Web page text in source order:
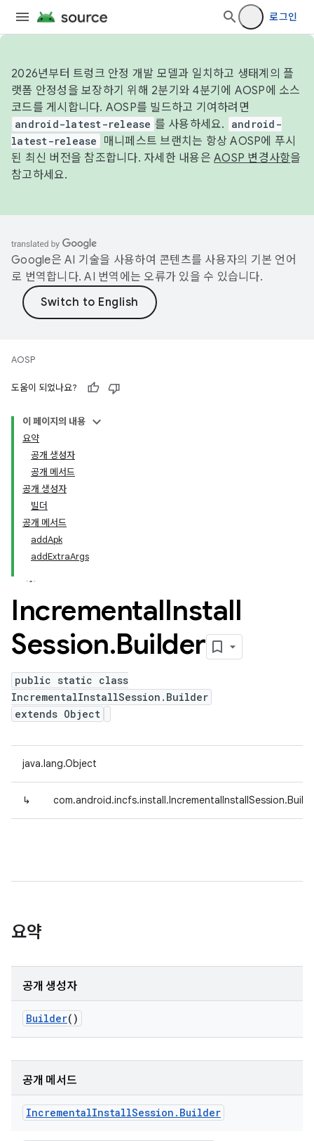
로그인
2026년부터 트렁크 안정 개발 모델과 일치하고 생태계의 플
랫폼 안정성을 보장하기 위해 2분기와 4분기에 AOSP에 소스
코드를 게시합니다. AOSP를 빌드하고 기여하려면
android-latest-release 를 사용하세요.
android-
latest-release
매니페스트 브랜치는 항상 AOSP에 푸시
된 최신 버전을 참조합니다. 자세한 내용은 AOSP 변경사항을
참고하세요.
Google은 AI 기술을 사용하여 콘텐츠를 사용자의 기본 언어
로 번역합니다. AI 번역에는 오류가 있을 수 있습니다.
AOSP
도움이 되었나요?
이 페이지의 내용
요약
공개 생성자
공개 메서드
공개 생성자
빌더
공개 메서드
addApk
addExtraArgs
IncrementalInstall
Session.Builder
public static class
IncrementalInstallSession.Builder
extends Object
java.lang.Object
↳
요약
공개 생성자
Builder()
공개 메서드
IncrementalInstallSession . Builder